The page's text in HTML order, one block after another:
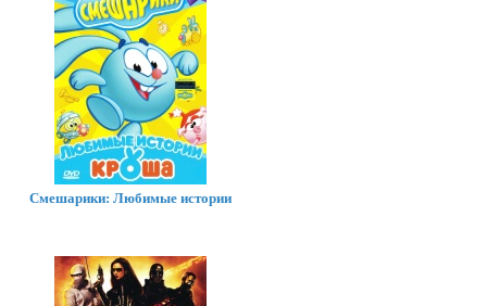
Смешарики: Любимые истории